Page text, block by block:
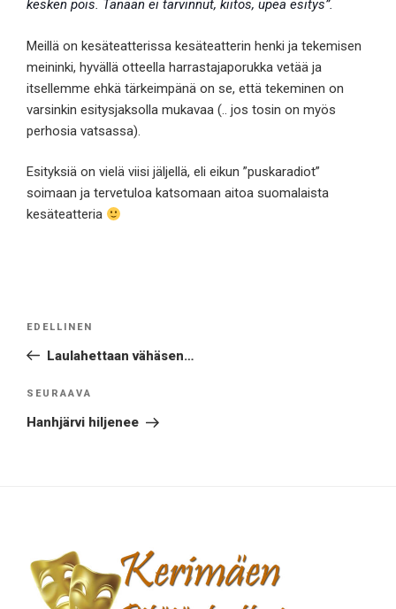
kesken pois. Tänään ei tarvinnut, kiitos, upea esitys”.
Meillä on kesäteatterissa kesäteatterin henki ja tekemisen
meininki, hyvällä otteella harrastajaporukka vetää ja
itsellemme ehkä tärkeimpänä on se, että tekeminen on
varsinkin esitysjaksolla mukavaa (.. jos tosin on myös
perhosia vatsassa).
Esityksiä on vielä viisi jäljellä, eli eikun ”puskaradiot”
soimaan ja tervetuloa katsomaan aitoa suomalaista
kesäteatteria
Edellinen
artikkeli
EDELLINEN
Laulahettaan vähäsen…
Seuraava
artikkeli
SEURAAVA
Hanhjärvi hiljenee